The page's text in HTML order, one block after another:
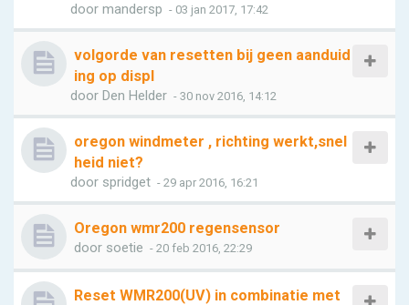
door mandersp - 03 jan 2017, 17:42
volgorde van resetten bij geen aanduid
ing op displ
door Den Helder - 30 nov 2016, 14:12
oregon windmeter , richting werkt,snel
heid niet?
door spridget - 29 apr 2016, 16:21
Oregon wmr200 regensensor
door soetie - 20 feb 2016, 22:29
Reset WMR200(UV) in combinatie met